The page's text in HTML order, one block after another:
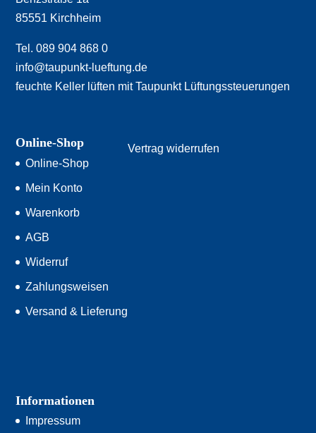
85551 Kirchheim
Tel. 089 904 868 0
info@taupunkt-lueftung.de
feuchte Keller lüften mit Taupunkt Lüftungssteuerungen
Online-Shop
Online-Shop
Mein Konto
Warenkorb
AGB
Widerruf
Zahlungsweisen
Versand & Lieferung
Vertrag widerrufen
Informationen
Impressum